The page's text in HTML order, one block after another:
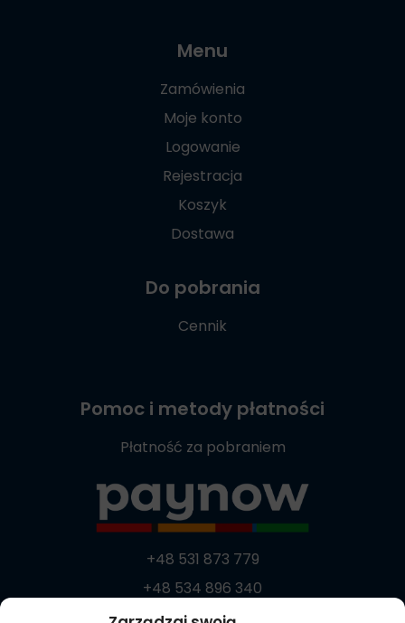
Menu
Zamówienia
Moje konto
Logowanie
Rejestracja
Koszyk
Dostawa
Do pobrania
Cennik
Pomoc i metody płatności
Płatność za pobraniem
+48 531 873 779
+48 534 896 340
+48 537 869 373